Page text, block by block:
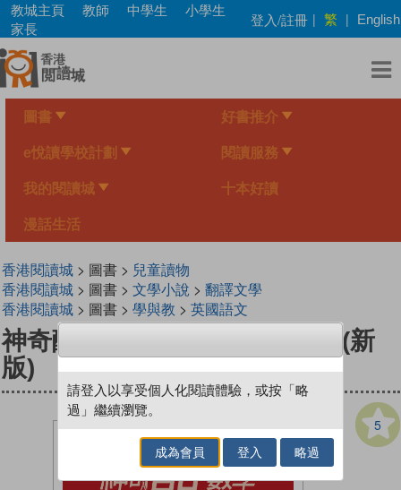
Skip
main
content
教城主頁 教師 中學生
小學生
家長
登入/註冊 | 繁 | English
圖書 好書推介
e悅讀學校計劃 閱讀服務
我的閱讀城 十本好讀
漫話生活
香港閱讀城> 圖書 > 兒童讀物
香港閱讀城> 圖書 > 文學小說 > 翻譯文學
香港閱讀城> 圖書 > 學與教 > 英國語文
神奇酷數學4：來玩數與量推理(新
版)
5
請登入以享受個人化閱讀體驗，或按「略
過」繼續瀏覽。
成為會員 登入 略過